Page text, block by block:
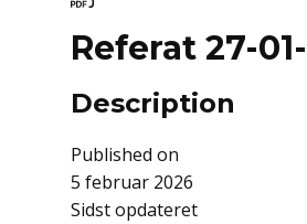
Referat 27-
Description
Published on
5 februar 2026
Sidst opdateret